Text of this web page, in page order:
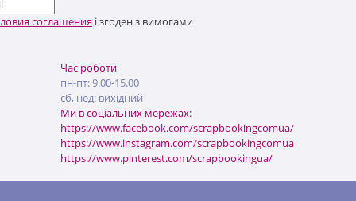
соглашения і згоден з вимогами
Час роботи
пн-пт: 9.00-15.00
сб, нед: вихідний
Ми в соціальних мережах:
https://www.facebook.com/scrapbookingcomua/
https://www.instagram.com/scrapbookingcomua
https://www.pinterest.com/scrapbookingua/